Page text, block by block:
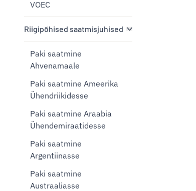
VOEC
Riigipõhised saatmisjuhised
Paki saatmine
Ahvenamaale
Paki saatmine Ameerika
Ühendriikidesse
Paki saatmine Araabia
Ühendemiraatidesse
Paki saatmine
Argentiinasse
Paki saatmine
Austraaliasse